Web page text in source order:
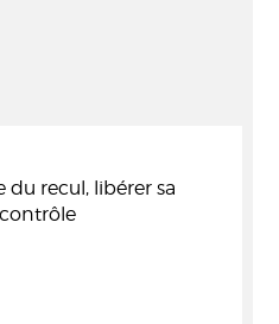
du recul, libérer sa